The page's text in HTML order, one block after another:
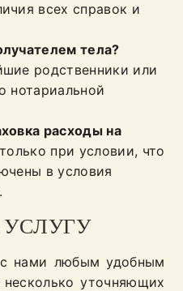
всех справок и
тела?
родственники или
нотариальной
расходы на
при условии, что
в условия
УСЛУГУ
нами любым удобным
уточняющих